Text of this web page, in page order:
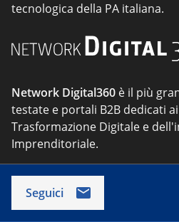
tecnologica della PA italiana.
Network Digital360 è il più
testate e portali B2B dedicati
Trasformazione Digitale e
Imprenditoriale.
Seguici